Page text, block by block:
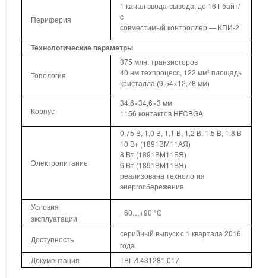
Периферия
1 канал ввода-вывода, до 16 Гбайт/
с
совместимый контроллер — КПИ-2
Технологические параметры
Топология
375 млн. транзисторов
40 нм техпроцесс, 122 мм² площадь
кристалла (9,54×12,78 мм)
Корпус
34,6×34,6×3 мм
1156 контактов HFCBGA
Электропитание
0,75 В, 1,0 В, 1,1 В, 1,2 В, 1,5 В, 1,8 В
10 Вт (1891ВМ11АЯ)
8 Вт (1891ВМ11БЯ)
6 Вт (1891ВМ11ВЯ)
реализована технология
энергосбережения
Условия
эксплуатации
−60…+90 °C
Доступность
серийный выпуск с 1 квартала 2016
года
Документация
ТВГИ.431281.017